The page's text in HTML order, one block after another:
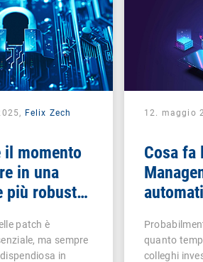
Felix Zech
il momento
in una
più robusta
e delle
patch è
ma sempre
in
12. maggio
Cosa fa
quanto
colleghi